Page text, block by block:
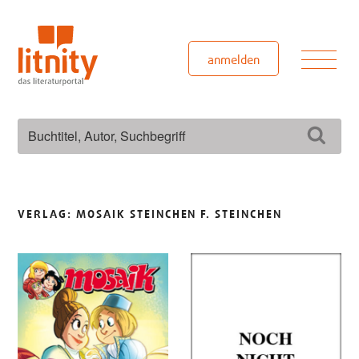
springen
anmelden
VERLAG:MOSAIK STEINCHEN F. STEINCHEN